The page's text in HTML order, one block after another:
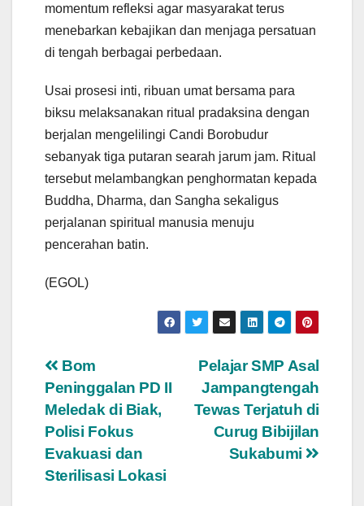
momentum refleksi agar masyarakat terus
menebarkan kebajikan dan menjaga persatuan
di tengah berbagai perbedaan.
Usai prosesi inti, ribuan umat bersama para
biksu melaksanakan ritual pradaksina dengan
berjalan mengelilingi Candi Borobudur
sebanyak tiga putaran searah jarum jam. Ritual
tersebut melambangkan penghormatan kepada
Buddha, Dharma, dan Sangha sekaligus
perjalanan spiritual manusia menuju
pencerahan batin.
(EGOL)
Navigasi
pos
Pelajar SMP Asal
Jampangtengah
Tewas Terjatuh di
Curug Bibijilan
Sukabumi
Bom
Peninggalan PD II
Meledak di Biak,
Polisi Fokus
Evakuasi dan
Sterilisasi Lokasi